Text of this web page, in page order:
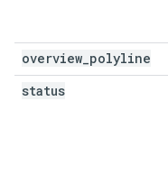
overview polyline
status